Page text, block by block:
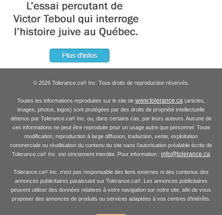
© 2026 Tolerance.ca®Inc. Tous droits de reproduction réservés.
Toutes les informations reproduites sur le site de www.tolerance.ca (articles,
images, photos, logos) sont protégées par des droits de propriété intellectuelle
détenus par Tolerance.ca® Inc. ou, dans certains cas, par leurs auteurs. Aucune de
ces informations ne peut être reproduite pour un usage autre que personnel. Toute
modification, reproduction à large diffusion, traduction, vente, exploitation
commerciale ou réutilisation du contenu du site sans l'autorisation préalable écrite de
Tolerance.ca® Inc. est strictement interdite. Pour information : info@tolerance.ca
Tolerance.ca® Inc. n'est pas responsable des liens externes ni des contenus des
annonces publicitaires paraissant sur Tolerance.ca®. Les annonces publicitaires
peuvent utiliser des données relatives à votre navigation sur notre site, afin de vous
proposer des annonces de produits ou services adaptées à vos centres d'intérêts.